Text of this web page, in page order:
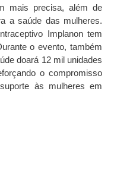
mais precisa, além de
a saúde das mulheres.
Implanon tem
o evento, também
doará 12 mil unidades
o compromisso
às mulheres em